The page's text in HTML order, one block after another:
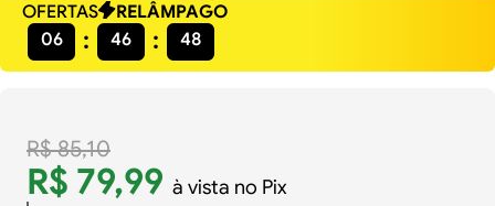
OFERTAS
RELÂMPAGO
06
46 47
R$ 85,10
R$ 79,99 à vista no Pix